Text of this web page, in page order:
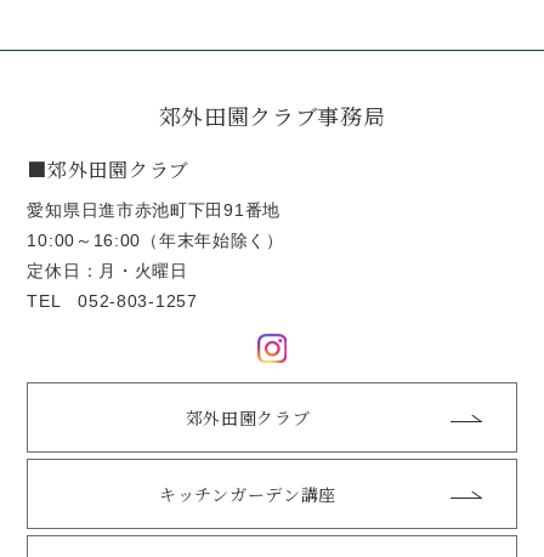
郊外田園クラブ事務局
■郊外田園クラブ
愛知県日進市赤池町下田91番地
10:00～16:00（年末年始除く）
定休日：月・火曜日
TEL052-803-1257
郊外田園クラブ
キッチンガーデン講座